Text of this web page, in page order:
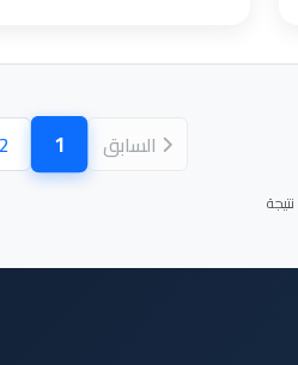
السابق 1
2
نتيجة